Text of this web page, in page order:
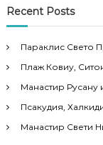
Recent Posts
Параклис Свето
Плаж Ковиу,
Манастир Русану
Псакудия,
Манастир Свети